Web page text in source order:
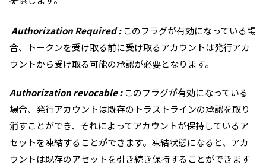
Authorization Required :このフラグが有効になっている場
合、トークンを受け取る前に受け取るアカウントは発行アカ
ウントから受け取る可能の承認が必要となります。
Authorization revocable :このフラグが有効になっている
場合、発行アカウントは既存のトラストラインの承認を取り
消すことができ、それによってアカウントが保持しているア
セットを凍結することができます。凍結状態になると、アカ
ウントは既存のアセットを引き続き保持することができます